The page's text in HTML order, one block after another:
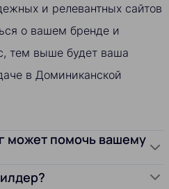
и релевантных сайтов
о вашем бренде и
тем выше будет ваша
в Доминиканской
может помочь вашему